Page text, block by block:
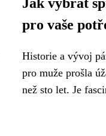
pro vaše
Historie a vývoj
pro muže prošla
než sto let. Je